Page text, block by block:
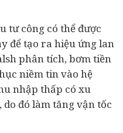
tưcông có thể được
để tạo ra hiệu ứng lan
phân tích, bơm tiền
niềm tin vào hệ
nhập thấp có xu
đó làm tăng vận tốc